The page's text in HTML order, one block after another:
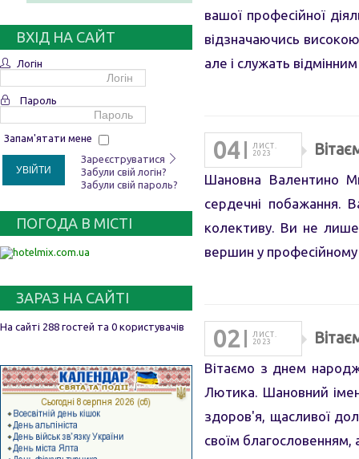
ВХІД НА САЙТ
Логін
Пароль
Запам'ятати мене
УВІЙТИ
Зареєструватися
Забули свій логін?
Забули свій пароль?
ПОГОДА В МІСТІ
ЗАРАЗ НА САЙТІ
На сайті 288 гостей та 0 користувачів
вашої професійної
відзначаючись
але і служать
04
ЛИСТ.
2023
Шановна Валентино
сердечні побажання.
колективу. Ви не лише
вершин у професійному
02
ЛИСТ.
2023
Вітаємо з днем
Лютика. Шановний
здоров'я, щасливої
своїм